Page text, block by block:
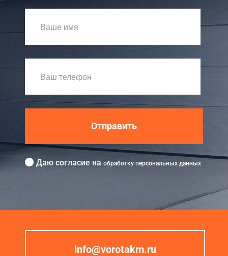
Отправить
Даю согласие на обработку персональных данных
info@vorotakm.ru